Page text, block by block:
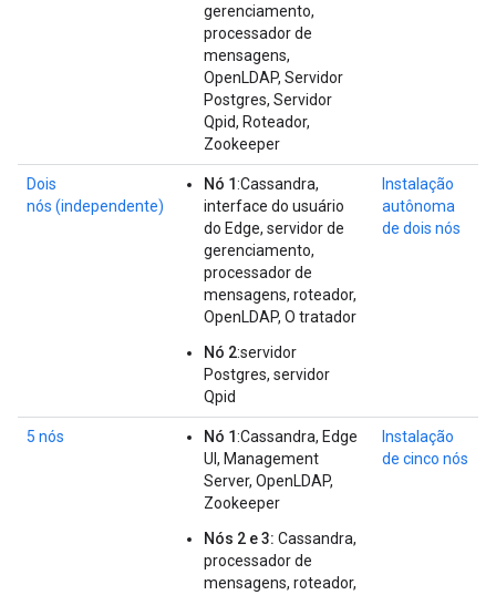
gerenciamento,
processador de
mensagens,
OpenLDAP, Servidor
Postgres, Servidor
Qpid, Roteador,
Zookeeper
Dois
nós (independente)
Nó 1:Cassandra,
interface do usuário
do Edge, servidor de
gerenciamento,
processador de
mensagens, roteador,
OpenLDAP, O tratador
Nó 2:servidor
Postgres, servidor
Qpid
Instalação
autônoma
de dois nós
5 nós Nó 1:Cassandra, Edge
UI, Management
Server, OpenLDAP,
Zookeeper
Nós 2 e 3: Cassandra,
processador de
mensagens, roteador,
Instalação
de cinco nós